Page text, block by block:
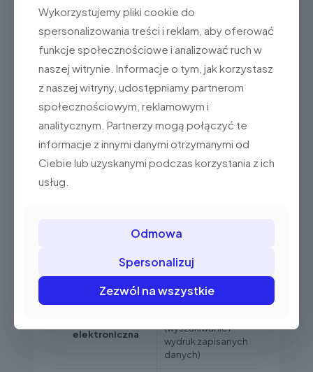
autobusów,
sprzedaży mobilnej oraz na
POBIERZ INSTRUKCJĘ
Specyfikacja
Dane techniczne
elektroniczna
(wyszukiwanie i
wydruk zapisanych
danych)
Wykorzystujemy pliki cookie do
spersonalizowania treści i reklam, aby oferować
funkcje społecznościowe i analizować ruch w
naszej witrynie. Informacje o tym, jak korzystasz
z naszej witryny, udostępniamy partnerom
społecznościowym, reklamowym i
analitycznym. Partnerzy mogą połączyć te
informacje z innymi danymi otrzymanymi od
Ciebie lub uzyskanymi podczas korzystania z ich
usług.
Odmowa
Spersonalizuj
Zezwól na wszystkie